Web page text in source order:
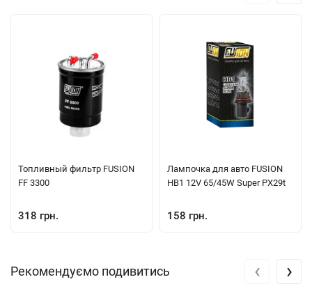
Топливный фильтр FUSION
FF 3300
318 грн.
Лампочка для авто FUSION
HB1 12V 65/45W Super PX29t
158 грн.
Рекомендуємо подивитись ‹ ›